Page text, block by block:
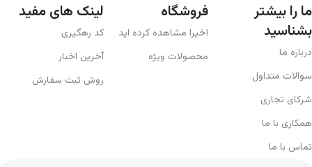
ما را بیشتر
بشناسید
درباره ما
سوالات متداول
شرکای تجاری
همکاری با ما
تماس با ما
فروشگاه
اخیرا مشاهده کرده اید
محصولات ویژه
لینک های مفید
کد رهگیری
آخرین اخبار
روش ثبت سفارش